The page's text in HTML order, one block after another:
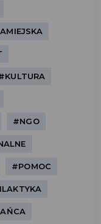
#NGO
#POMOC